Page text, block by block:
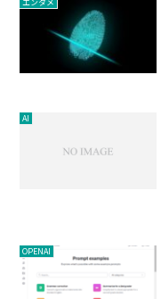
エンタメ
AI
OPENAI